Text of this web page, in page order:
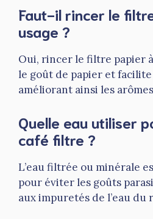
Faut-il rincer le
usage ?
Oui, rincer le filtre papier
le goût de papier et facilite
améliorant ainsi les
Quelle eau utiliser
café filtre ?
L’eau filtrée ou minérale
pour éviter les goûts
aux impuretés de l’eau du